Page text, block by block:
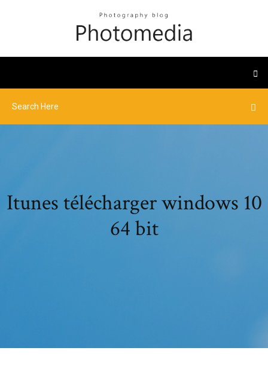
Itunes télécharger windows 10
64 bit